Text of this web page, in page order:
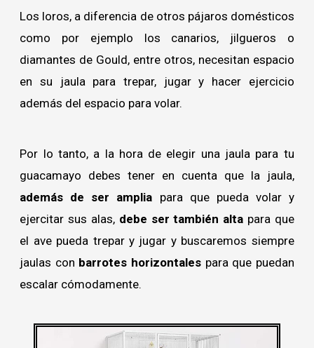
Los loros, a diferencia de otros pájaros domésticos
como por ejemplo los canarios, jilgueros o
diamantes de Gould, entre otros, necesitan espacio
en su jaula para trepar, jugar y hacer ejercicio
además del espacio para volar.
Por lo tanto, a la hora de elegir una jaula para tu
guacamayo debes tener en cuenta que la jaula,
además de ser amplia para que pueda volar y
ejercitar sus alas, debe ser también alta para que
el ave pueda trepar y jugar y buscaremos siempre
jaulas con barrotes horizontales para que puedan
escalar cómodamente.